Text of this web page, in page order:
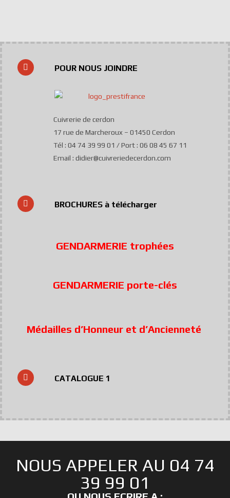
POUR NOUS JOINDRE
Cuivrerie de cerdon
17 rue de Marcheroux – 01450 Cerdon
Tél : 04 74 39 99 01 / Port : 06 08 45 67 11
Email : didier@cuivreriedecerdon.com
BROCHURES à télécharger
GENDARMERIE trophées
GENDARMERIE porte-clés
Médailles d’Honneur et d’Ancienneté
CATALOGUE 1
NOUS APPELER AU 04 74
39 99 01